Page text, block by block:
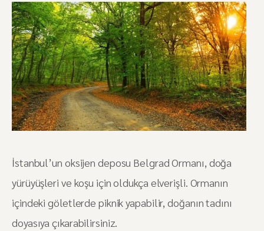
İstanbul’un oksijen deposu Belgrad Ormanı, doğa
yürüyüşleri ve koşu için oldukça elverişli. Ormanın
içindeki göletlerde piknik yapabilir, doğanın tadını
doyasıya çıkarabilirsiniz.